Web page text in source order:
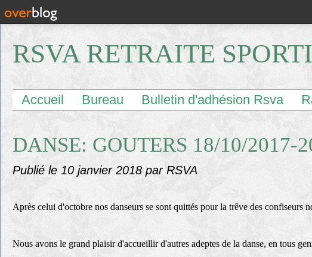
RSVA RETRAITE
Accueil Bureau Bulletin d'adhésion Rsva
DANSE: GOUTERS 18/10/2017-
Publié le 10 janvier 2018 par RSVA
Après celui d'octobre nos danseurs se sont quittés pour la trêve des confiseurs
Nous avons le grand plaisir d'accueillir d'autres adeptes de la danse, en tous